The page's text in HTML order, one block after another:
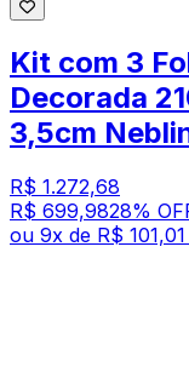
Kit com 3
Decorada
3,5cm
R$ 1.272,68
R$ 699,9828%
ou 9x de R$ 101,01